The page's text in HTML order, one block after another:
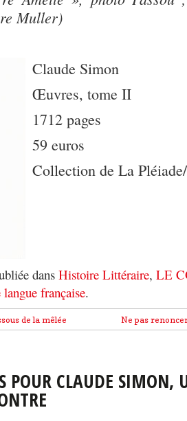
Muller)
Claude Simon
Œuvres, tome II
1712 pages
59 euros
Collection de La
dans Histoire Littéraire, LE
française.
Ne pas
de la mêlée
POUR CLAUDE